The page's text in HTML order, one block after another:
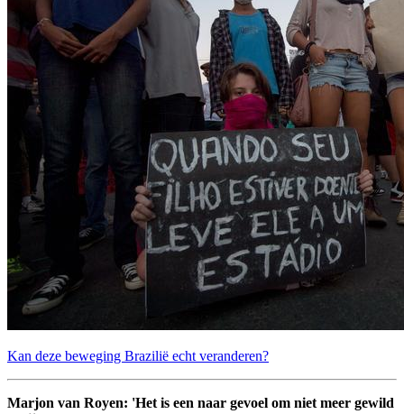
Kan deze beweging Brazilië echt veranderen?
Marjon van Royen: 'Het is een naar gevoel om niet meer gewild